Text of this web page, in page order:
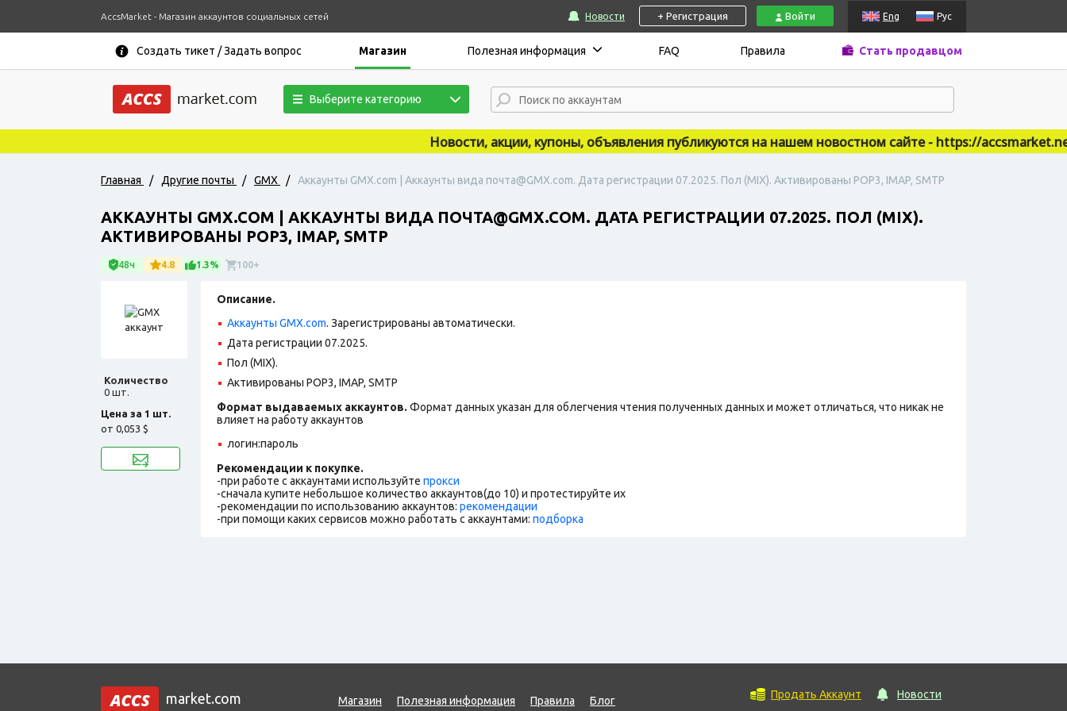
AccsMarket - Магазин аккаунтов социальных сетей Новости + Регистрация Войти Eng Рус
Создать тикет / Задать вопрос Магазин Полезная информация FAQ Правила Стать продавцом
Выберите категорию
Новости, акции, купоны, объявления публикуются на нашем новостном сайте - https://accsmarket.news
Главная / Другие почты / GMX / Аккаунты GMX.com | Аккаунты вида почта@GMX.com. Дата регистрации 07.2025. Пол (MIX). Активированы POP3, IMAP, SMTP
АККАУНТЫ GMX.COM | АККАУНТЫ ВИДА ПОЧТА@GMX.COM. ДАТА РЕГИСТРАЦИИ 07.2025. ПОЛ (MIX).
АКТИВИРОВАНЫ POP3, IMAP, SMTP
48ч 4.8 1.3% 100+
Количество
0 шт.
Цена за 1 шт.
от 0,053 $
Описание.
Аккаунты GMX.com. Зарегистрированы автоматически.
Дата регистрации 07.2025.
Пол (MIX).
Активированы POP3, IMAP, SMTP
Формат выдаваемых аккаунтов. Формат данных указан для облегчения чтения полученных данных и может отличаться, что никак не
влияет на работу аккаунтов
логин:пароль
Рекомендации к покупке.
-при работе с аккаунтами используйте прокси
-сначала купите небольшое количество аккаунтов(до 10) и протестируйте их
-рекомендации по использованию аккаунтов: рекомендации
-при помощи каких сервисов можно работать с аккаунтами: подборка
market.com Магазин Полезная информация Правила Блог Продать Аккаунт Новости